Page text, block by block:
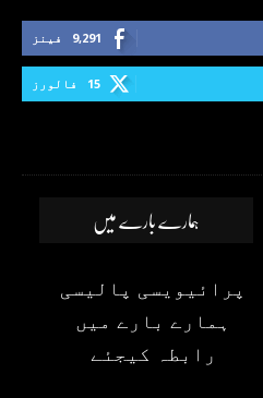
9,291 فینز
15 فالورز
ہمارے بارے میں
پرائیویسی پالیسی
ہمارے بارے میں
رابطہ کیجئے